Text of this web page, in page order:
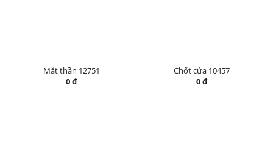
Mắt thần 12751
0 đ
Chốt cửa 10457
0 đ